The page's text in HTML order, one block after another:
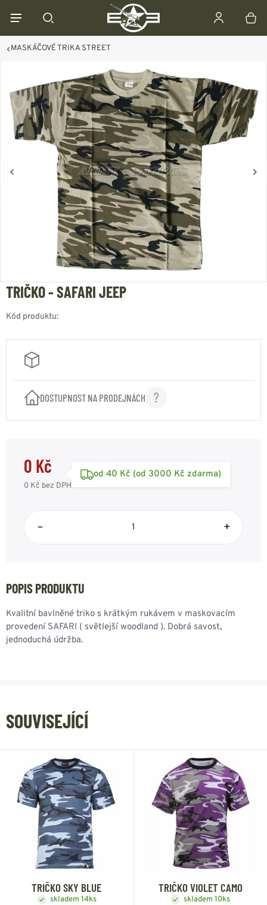
MASKÁČOVÉ TRIKA STREET
TRIČKO - SAFARI JEEP
Kód produktu:
DOSTUPNOST NA PRODEJNÁCH
0 Kč
0 Kč bez DPH
od 40 Kč (od 3000 Kč zdarma)
– +
POPIS PRODUKTU
Kvalitní bavlněné triko s krátkým rukávem v maskovacím
provedení SAFARI ( světlejší woodland ). Dobrá savost,
jednoduchá údržba.
SOUVISEJÍCÍ
TRIČKO SKY BLUE
skladem 14ks
TRIČKO VIOLET CAMO
skladem 10ks